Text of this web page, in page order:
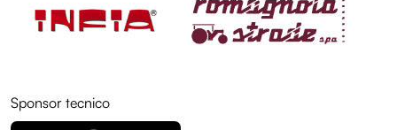
Sponsor tecnico